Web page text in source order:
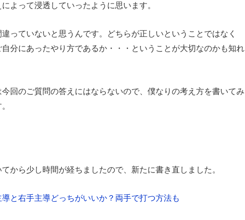
よって浸透していったように思います。
っていないと思うんです。どちらが正しいということではなく
分にあったやり方であるか・・・ということが大切なのかも知れ
回のご質問の答えにはならないので、僕なりの考え方を書いてみ
から少し時間が経ちましたので、新たに書き直しました。
と右手主導どっちがいいか？両手で打つ方法も